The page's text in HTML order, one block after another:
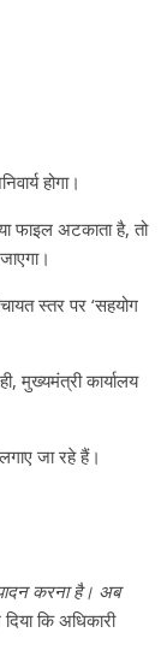
होगा।
फाइल अटकाता है, तो
स्तर पर ‘सहयोग
मुख्यमंत्री कार्यालय
जा रहे हैं।
करना है। अब
कि अधिकारी